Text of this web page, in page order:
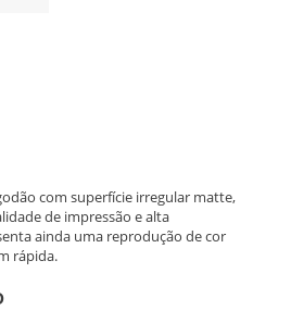
com superfície irregular matte,
de impressão e alta
ainda uma reprodução de cor
rápida.